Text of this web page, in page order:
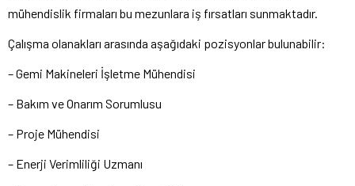
mühendislik firmaları bu mezunlara iş fırsatları sunmaktadır.
Çalışma olanakları arasında aşağıdaki pozisyonlar bulunabilir:
– Gemi Makineleri İşletme Mühendisi
– Bakım ve Onarım Sorumlusu
– Proje Mühendisi
– Enerji Verimliliği Uzmanı